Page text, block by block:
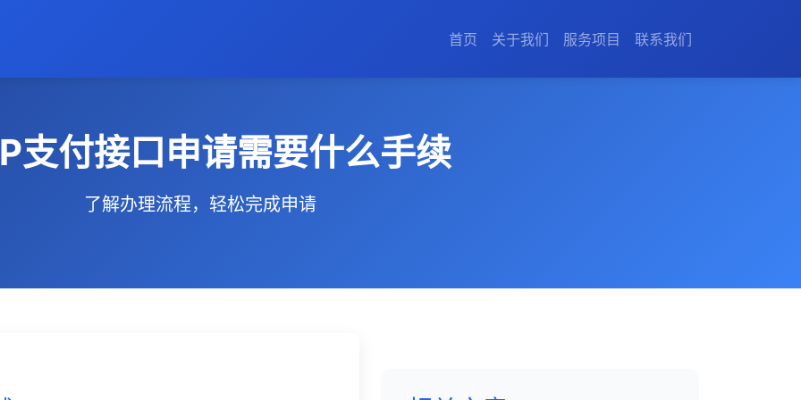
首页 关于我们 服务项目 联系我们
支付接口申请需要什么手续
了解办理流程，轻松完成申请